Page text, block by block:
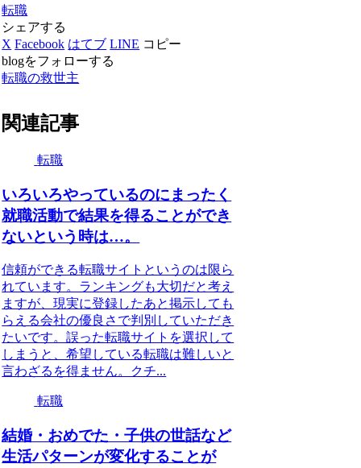
転職
シェアする
X Facebook はてブ LINE コピー
blogをフォローする
転職の救世主
関連記事
転職
いろいろやっているのにまったく
就職活動で結果を得ることができ
ないという時は…。
信頼ができる転職サイトというのは限ら
れています。ランキングも大切だと考え
ますが、現実に登録したあと掲示しても
らえる会社の優良さで判別していただき
たいです。誤った転職サイトを選択して
しまうと、希望している転職は難しいと
言わざるを得ません。クチ...
転職
結婚・おめでた・子供の世話など
生活パターンが変化することが